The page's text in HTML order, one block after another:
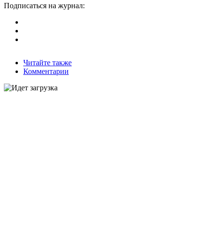
Подписаться на журнал:
Читайте также
Комментарии